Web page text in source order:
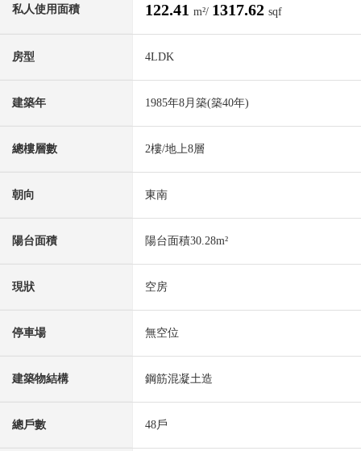
私人使用面積 122.41 m²/ 1317.62 sqf
房型 4LDK
建築年 1985年8月築(築40年)
總樓層數 2樓/地上8層
朝向 東南
陽台面積 陽台面積30.28m²
現狀 空房
停車場 無空位
建築物結構 鋼筋混凝土造
總戶數 48戶